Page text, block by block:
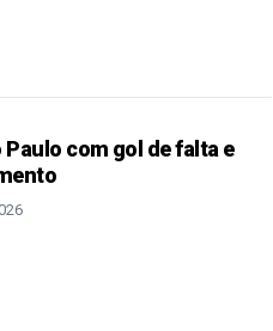
com gol de falta e